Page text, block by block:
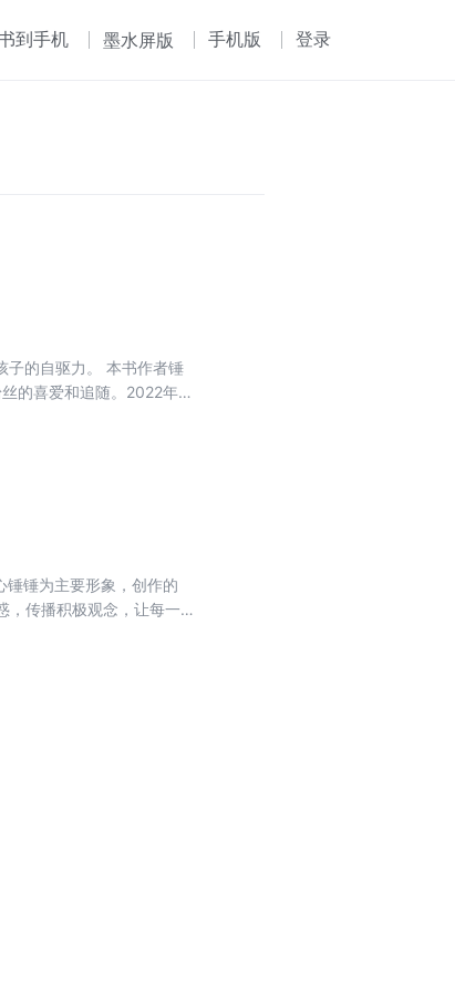
到手机 墨水屏版 手机版 登录
。 本书作者锤
的喜爱和追随。2022年，
锤锤为主要形象，创作的
，传播积极观念，让每一